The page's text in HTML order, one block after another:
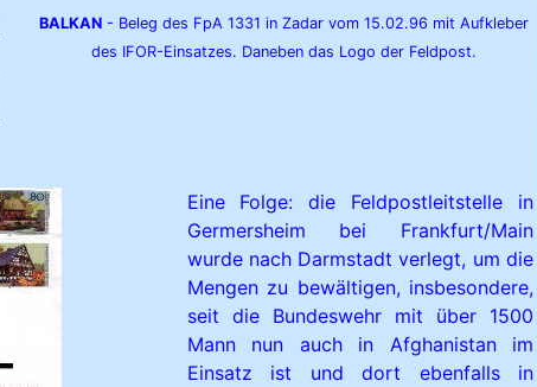
BALKAN- Beleg des FpA 1331 in Zadar vom 15.02.96 mit Aufkleber
des IFOR-Einsatzes. Daneben das Logo der Feldpost.
Eine Folge: die Feldpostleitstelle in
Germersheim bei Frankfurt/Main
wurde nach Darmstadt verlegt, um die
Mengen zu bewältigen, insbesondere,
seit die Bundeswehr mit über 1500
Mann nun auch in Afghanistan im
Einsatz ist und dort ebenfalls in